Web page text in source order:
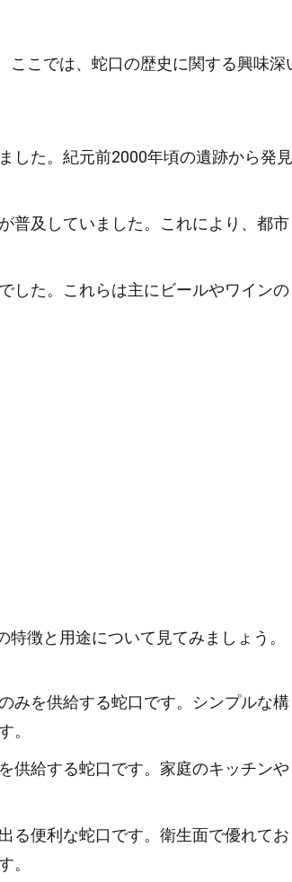
ここでは、蛇口の歴史に関する興味深
した。紀元前2000年頃の遺跡から発見
普及していました。これにより、都市
した。これらは主にビールやワインの
徴と用途について見てみましょう。
みを供給する蛇口です。シンプルな構
。
供給する蛇口です。家庭のキッチンや
る便利な蛇口です。衛生面で優れてお
。